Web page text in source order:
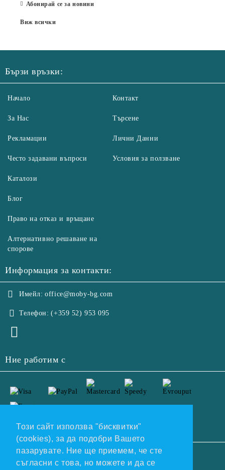
Този сайт използва "бисквитки"
(cookies), за да подобри Вашето
пазарувате. Ние ще приемем, че сте
съгласни с това, но можете и да се
Абонирай се за новини
Виж всички
Бързи връзки:
Начало
За Нас
Рекламации
Често задавани въпроси
Контакт
Търсене
Лични Данни
Условия за ползване
Каталози
Блог
Право на отказ и връщане
Алтернативно решаване на
спорове
Информация за контакти:
Имейл: office@moby-bg.com
Телефон: (+359 52) 953 095
Ние работим с